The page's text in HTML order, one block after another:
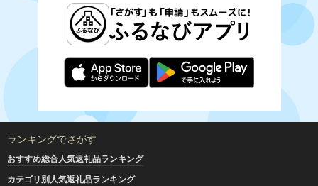
ランキングでさがす
おすすめ総合人気返礼品ランキング
カテゴリ別人気返礼品ランキング